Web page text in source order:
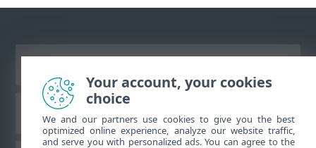
Base de conhecimento da ESET
Your account, your cookies
choice
We and our partners use cookies to give you the best
optimized online experience, analyze our website traffic,
and serve you with personalized ads. You can agree to the